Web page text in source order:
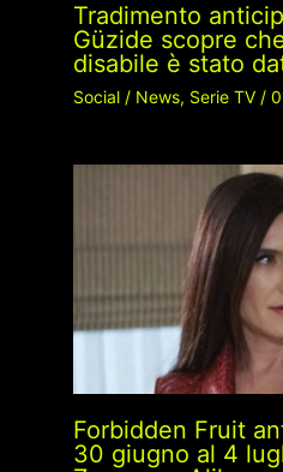
Tradimento
Güzide scopre
disabile è stato
Social/ News, Serie TV/
Forbidden Fruit
30 giugno al 4